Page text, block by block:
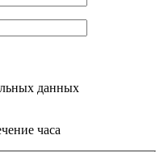
данных
часа